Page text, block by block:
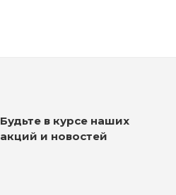
Будьте в курсе наших
акций и новостей